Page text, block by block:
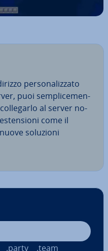
per­so­na­liz­za­to
puoi sem­pli­ce­men­
al server no­
come il
soluzioni
.party
.team